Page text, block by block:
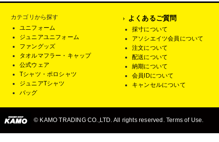
カテゴリから探す
ユニフォーム
ジュニアユニフォーム
ファングッズ
タオルマフラー・キャップ
公式ウェア
Tシャツ・ポロシャツ
ジュニアTシャツ
バッグ
よくあるご質問
採寸について
アソシエイツ会員について
注文について
配送について
納期について
会員IDについて
キャンセルについて
© KAMO TRADING CO.,LTD. All rights reserved. Terms of Use.